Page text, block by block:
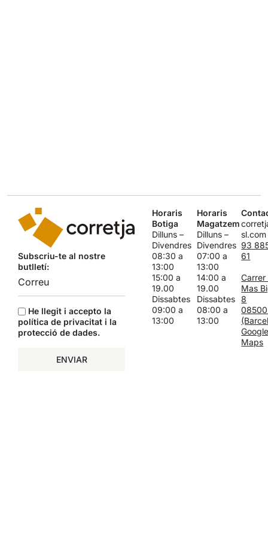
Subscriu-te al nostre
butlletí:
He llegit i accepto la
política de privacitat i la
protecció de dades.
ENVIAR
Horaris
Botiga
Dilluns –
Divendres
08:30 a
13:00
15:00 a
19.00
Dissabtes
09:00 a
13:00
Horaris
Magatzem
Dilluns –
Divendres
07:00 a
13:00
14:00 a
19.00
Dissabtes
08:00 a
13:00
sl.com
93
61
Carrer
Mas
8
Maps